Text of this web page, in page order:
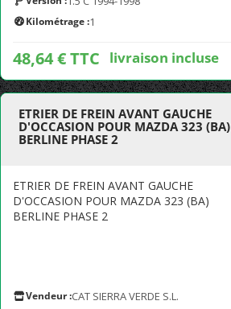
Kilométrage :1
48,64 € TTC livraison incluse
ETRIER DE FREIN AVANT GAUCHE
D'OCCASION POUR MAZDA 323 (BA)
BERLINE PHASE 2
ETRIER DE FREIN AVANT GAUCHE
D'OCCASION POUR MAZDA 323 (BA)
BERLINE PHASE 2
Vendeur :CAT SIERRA VERDE S.L.